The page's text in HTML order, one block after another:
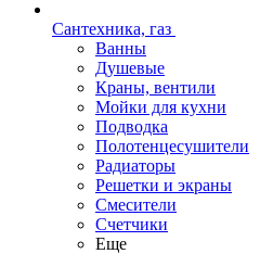
Сантехника, газ
Ванны
Душевые
Краны, вентили
Мойки для кухни
Подводка
Полотенцесушители
Радиаторы
Решетки и экраны
Смесители
Счетчики
Еще